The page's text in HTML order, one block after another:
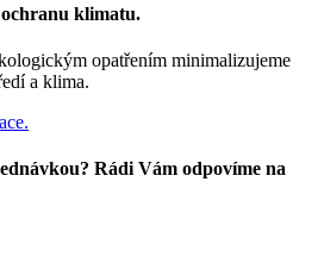
ochranu klimatu.
opatřením minimalizujeme
a klima.
Rádi Vám odpovíme na